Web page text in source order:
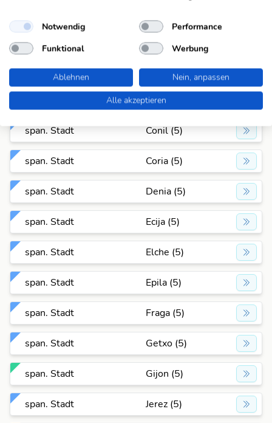
span. Stadt Cadiz (5)
span. Stadt Ceuta (5)
Cieza (5)
span. Stadt Conil (5)
span. Stadt Coria (5)
span. Stadt Denia (5)
span. Stadt Ecija (5)
span. Stadt Elche (5)
span. Stadt Epila (5)
span. Stadt Fraga (5)
span. Stadt Getxo (5)
span. Stadt Gijon (5)
span. Stadt Jerez (5)
Notwendig
Performance
Funktional
Werbung
Ablehnen
Nein, anpassen
Alle akzeptieren